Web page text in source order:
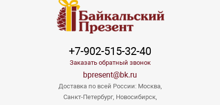
+7-902-515-32-40
Заказать обратный звонок
bpresent@bk.ru
Доставка по всей России: Москва,
Санкт-Петербург, Новосибирск,